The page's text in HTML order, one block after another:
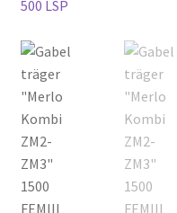
Zur Info